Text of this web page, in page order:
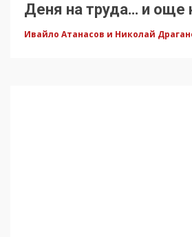
Деня на труда… и още
Ивайло Атанасов и Николай